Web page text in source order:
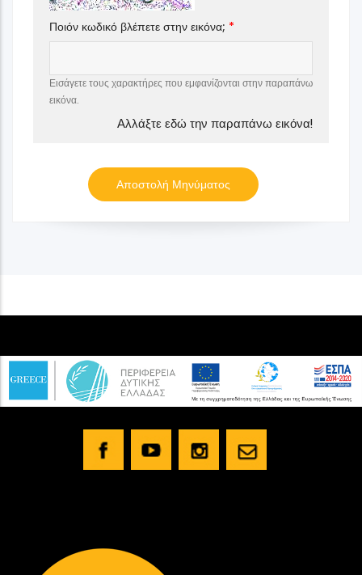
Ποιόν κωδικό βλέπετε στην εικόνα;
Εισάγετε τους χαρακτήρες που εμφανίζονται στην παραπάνω
εικόνα.
Αλλάξτε εδώ την παραπάνω εικόνα!